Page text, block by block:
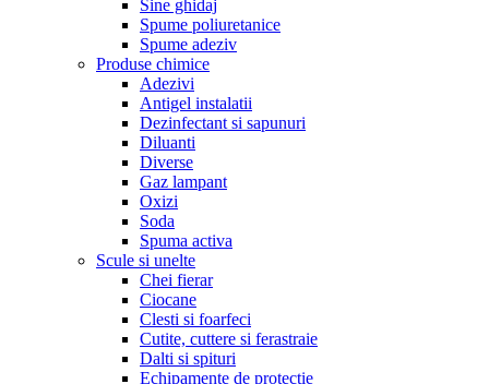
Sine ghidaj
Spume poliuretanice
Spume adeziv
Produse chimice
Adezivi
Antigel instalatii
Dezinfectant si sapunuri
Diluanti
Diverse
Gaz lampant
Oxizi
Soda
Spuma activa
Scule si unelte
Chei fierar
Ciocane
Clesti si foarfeci
Cutite, cuttere si ferastraie
Dalti si spituri
Echipamente de protectie